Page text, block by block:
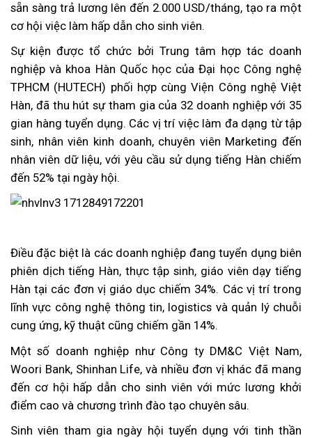
sẵn sàng trả lương lên đến 2.000 USD/tháng, tạo ra một
cơ hội việc làm hấp dẫn cho sinh viên.
Sự kiện được tổ chức bởi Trung tâm hợp tác doanh
nghiệp và khoa Hàn Quốc học của Đại học Công nghệ
TPHCM (HUTECH) phối hợp cùng Viện Công nghệ Việt
Hàn, đã thu hút sự tham gia của 32 doanh nghiệp với 35
gian hàng tuyển dụng. Các vị trí việc làm đa dạng từ tập
sinh, nhân viên kinh doanh, chuyên viên Marketing đến
nhân viên dữ liệu, với yêu cầu sử dụng tiếng Hàn chiếm
đến 52% tại ngày hội.
Điều đặc biệt là các doanh nghiệp đang tuyển dụng biên
phiên dịch tiếng Hàn, thực tập sinh, giáo viên dạy tiếng
Hàn tại các đơn vị giáo dục chiếm 34%. Các vị trí trong
lĩnh vực công nghệ thông tin, logistics và quản lý chuỗi
cung ứng, kỹ thuật cũng chiếm gần 14%.
Một số doanh nghiệp như Công ty DM&C Việt Nam,
Woori Bank, Shinhan Life, và nhiều đơn vị khác đã mang
đến cơ hội hấp dẫn cho sinh viên với mức lương khởi
điểm cao và chương trình đào tạo chuyên sâu.
Sinh viên tham gia ngày hội tuyển dụng với tinh thần